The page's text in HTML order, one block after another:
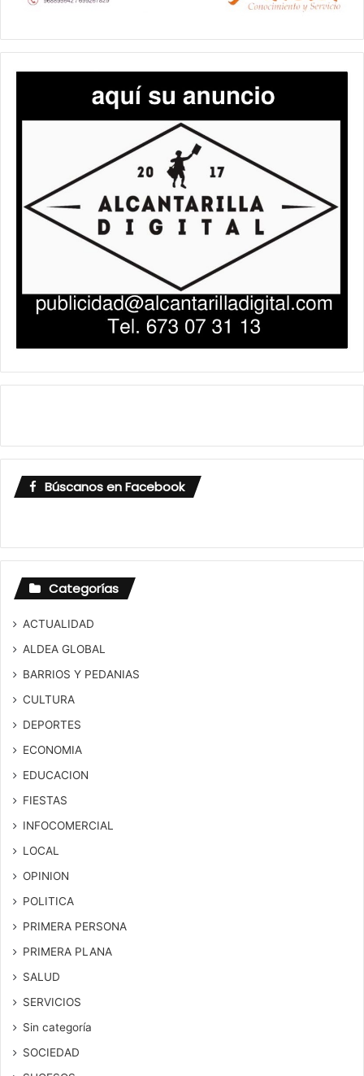
Búscanos en Facebook
Categorías
ACTUALIDAD
ALDEA GLOBAL
BARRIOS Y PEDANIAS
CULTURA
DEPORTES
ECONOMIA
EDUCACION
FIESTAS
INFOCOMERCIAL
LOCAL
OPINION
POLITICA
PRIMERA PERSONA
PRIMERA PLANA
SALUD
SERVICIOS
Sin categoría
SOCIEDAD